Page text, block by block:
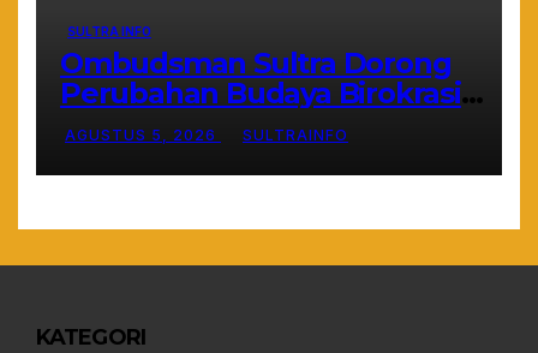
SULTRA INFO
Ombudsman Sultra Dorong
Perubahan Budaya Birokrasi
Lewat Penilaian Maladministrasi
2026
AGUSTUS 5, 2026 SULTRAINFO
KATEGORI